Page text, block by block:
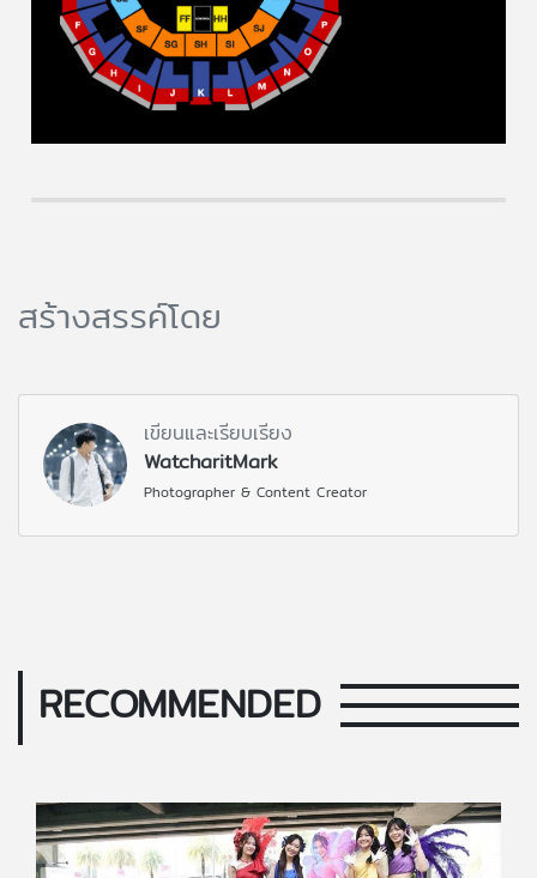
สร้างสรรค์โดย
เขียนและเรียบเรียง
WatcharitMark
Photographer & Content Creator
RECOMMENDED